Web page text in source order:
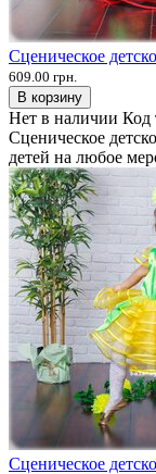
Сценическое
609.00 грн.
В корзину
Нет в наличии Код
Сценическое
детей на любое
Сценическое